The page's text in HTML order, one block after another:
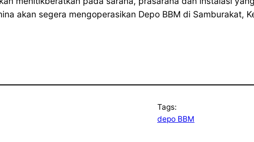
akan segera mengoperasikan Depo BBM di Samburakat,
Tags:
depo BBM